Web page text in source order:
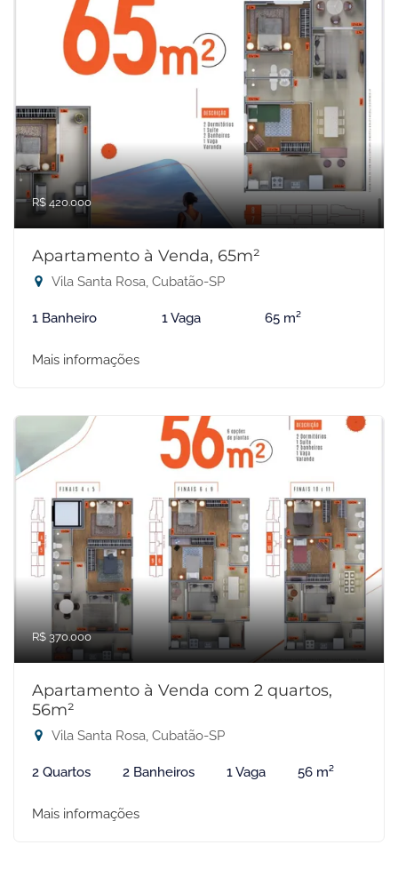
R$ 420.000
Apartamento à Venda, 65m²
Vila Santa Rosa, Cubatão-SP
1 Banheiro 1 Vaga 65 m²
Mais informações
R$ 370.000
Apartamento à Venda com 2 quartos,
56m²
Vila Santa Rosa, Cubatão-SP
2 Quartos 2 Banheiros 1 Vaga 56 m²
Mais informações